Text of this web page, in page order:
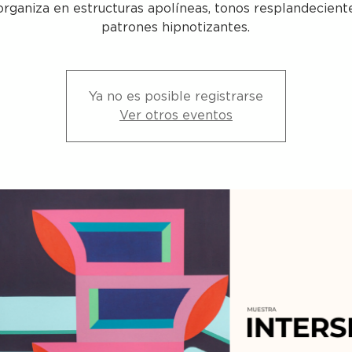
en estructuras apolíneas, tonos
patrones hipnotizantes.
Ya no es posible registrarse
Ver otros eventos